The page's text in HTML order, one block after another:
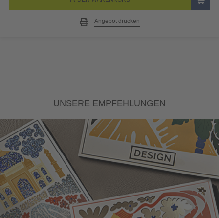
Angebot drucken
UNSERE EMPFEHLUNGEN